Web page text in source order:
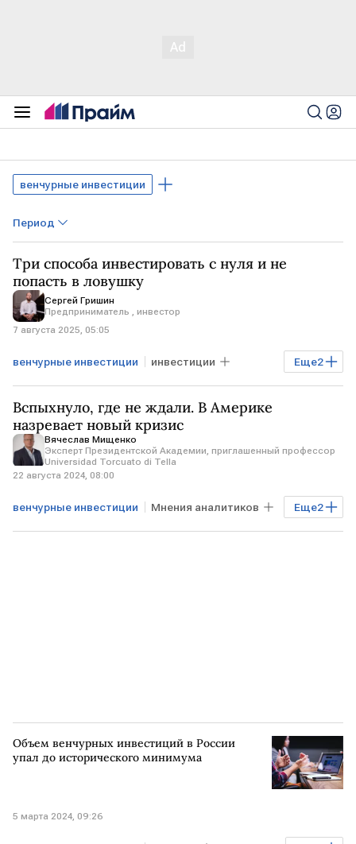
венчурные инвестиции
Период
Три способа инвестировать с нуля и не
попасть в ловушку
Сергей Гришин
Предприниматель , инвестор
7 августа 2025, 05:05
Еще2
венчурные инвестиции инвестиции
прямые инвестиции
Мнения аналитиков
Вспыхнуло, где не ждали. В Америке
назревает новый кризис
Вячеслав Мищенко
Эксперт Президентской Академии, приглашенный профессор
Universidad Torcuato di Tella
22 августа 2024, 08:00
Еще2
венчурные инвестиции Мнения аналитиков
кризис Экономика
Объем венчурных инвестиций в России
упал до исторического минимума
5 марта 2024, 09:26